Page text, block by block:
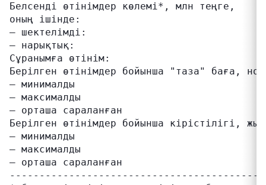
Белсенді өтінімдер көлемі*, млн теңге,
оның ішінде:
– шектелімді:
– нарықтық:
Сұранымға өтінім:
Берілген өтінімдер бойынша "таза" баға,
– минималды
– максималды
– орташа сараланған
Берілген өтінімдер бойынша кірістілігі,
– минималды
– максималды
– орташа сараланған